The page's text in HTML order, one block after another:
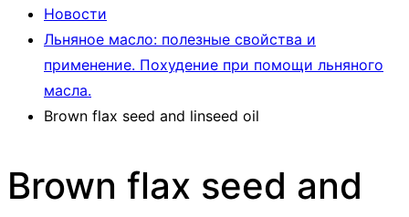
Новости
Льняное масло: полезные свойства и
применение. Похудение при помощи льняного
масла.
Brown flax seed and linseed oil
Brown flax seed and